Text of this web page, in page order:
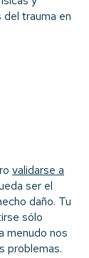
trauma en
validarse a
ser el
daño. Tu
sólo
menudo nos
problemas.